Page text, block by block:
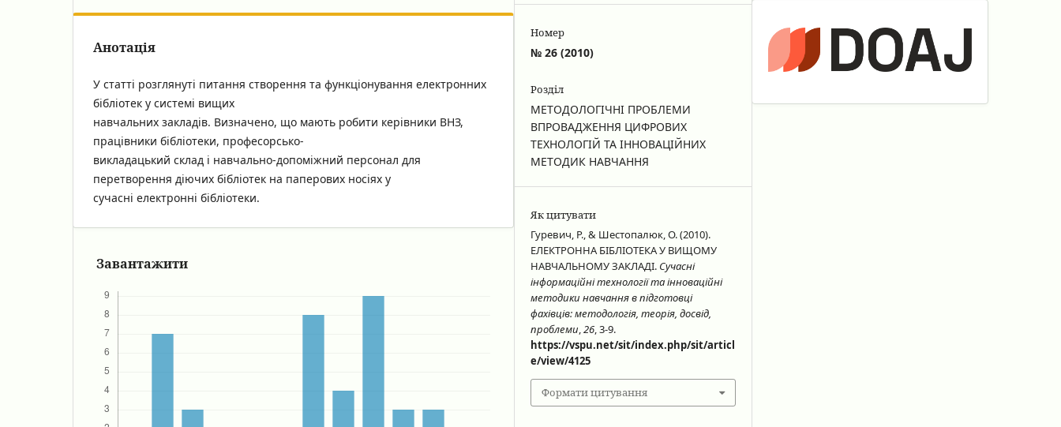
Анотація
У статті розглянуті питання створення та функціонування електронних
бібліотек у системі вищих
навчальних закладів. Визначено, що мають робити керівники ВНЗ,
працівники бібліотеки, професорсько-
викладацький склад і навчально-допоміжний персонал для
перетворення діючих бібліотек на паперових носіях у
сучасні електронні бібліотеки.
Завантажити
Номер
№ 26 (2010)
Розділ
МЕТОДОЛОГІЧНІ ПРОБЛЕМИ
ВПРОВАДЖЕННЯ ЦИФРОВИХ
ТЕХНОЛОГІЙ ТА ІННОВАЦІЙНИХ
МЕТОДИК НАВЧАННЯ
Як цитувати
Гуревич, Р., & Шестопалюк, О. (2010).
ЕЛЕКТРОННА БІБЛІОТЕКА У ВИЩОМУ
НАВЧАЛЬНОМУ ЗАКЛАДІ. Сучасні
інформаційні технології та інноваційні
методики навчання в підготовці
фахівців: методологія, теорія, досвід,
проблеми,26, 3-9.
https://vspu.net/sit/index.php/sit/articl
e/view/4125
Формати цитування